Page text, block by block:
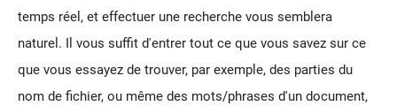
temps réel, et effectuer une recherche vous semblera
naturel. Il vous suffit d'entrer tout ce que vous savez sur ce
que vous essayez de trouver, par exemple, des parties du
nom de fichier, ou même des mots/phrases d'un document,